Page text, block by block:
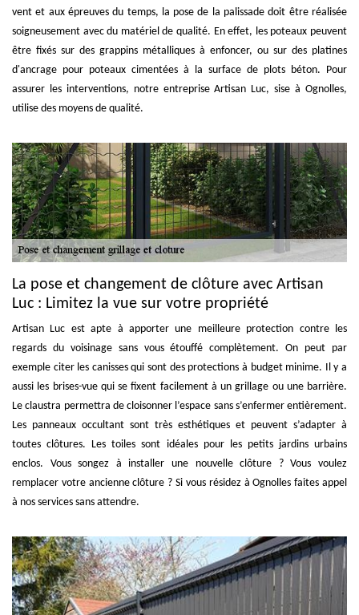
vent et aux épreuves du temps, la pose de la palissade doit être réalisée
soigneusement avec du matériel de qualité. En effet, les poteaux peuvent
être fixés sur des grappins métalliques à enfoncer, ou sur des platines
d'ancrage pour poteaux cimentées à la surface de plots béton. Pour
assurer les interventions, notre entreprise Artisan Luc, sise à Ognolles,
utilise des moyens de qualité.
La pose et changement de clôture avec Artisan
Luc : Limitez la vue sur votre propriété
Artisan Luc est apte à apporter une meilleure protection contre les
regards du voisinage sans vous étouffé complètement. On peut par
exemple citer les canisses qui sont des protections à budget minime. Il y a
aussi les brises-vue qui se fixent facilement à un grillage ou une barrière.
Le claustra permettra de cloisonner l’espace sans s’enfermer entièrement.
Les panneaux occultant sont très esthétiques et peuvent s’adapter à
toutes clôtures. Les toiles sont idéales pour les petits jardins urbains
enclos. Vous songez à installer une nouvelle clôture ? Vous voulez
remplacer votre ancienne clôture ? Si vous résidez à Ognolles faites appel
à nos services sans attendre.